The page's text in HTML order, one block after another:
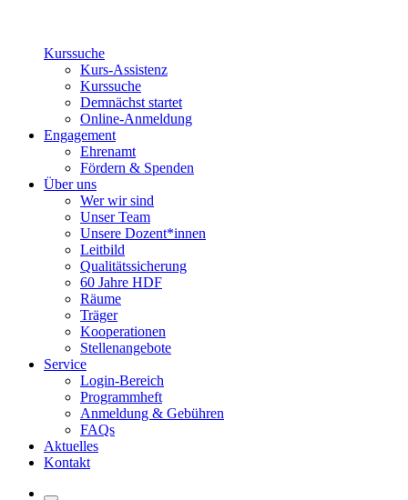
Kurssuche
Kurs-Assistenz
Kurssuche
Demnächst startet
Online-Anmeldung
Engagement
Ehrenamt
Fördern & Spenden
Über uns
Wer wir sind
Unser Team
Unsere Dozent*innen
Leitbild
Qualitätssicherung
60 Jahre HDF
Räume
Träger
Kooperationen
Stellenangebote
Service
Login-Bereich
Programmheft
Anmeldung & Gebühren
FAQs
Aktuelles
Kontakt